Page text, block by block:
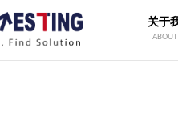
关于
ABOUT